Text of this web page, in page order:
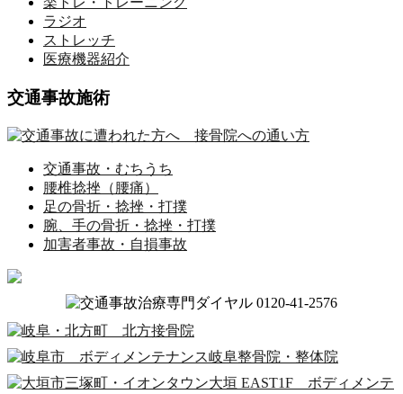
ラジオ
ストレッチ
医療機器紹介
交通事故施術
交通事故・むちうち
腰椎捻挫（腰痛）
足の骨折・捻挫・打撲
腕、手の骨折・捻挫・打撲
加害者事故・自損事故